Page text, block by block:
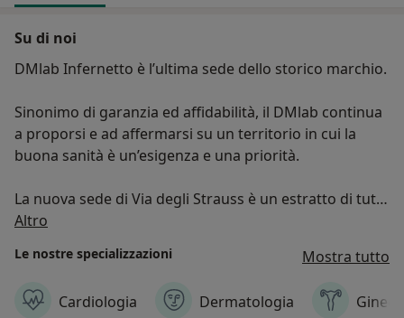
Su di noi
DMlab Infernetto è l’ultima sede dello storico marchio.
Sinonimo di garanzia ed affidabilità, il DMlab continua
a proporsi e ad affermarsi su un territorio in cui la
buona sanità è un’esigenza e una priorità.
La nuova sede di Via degli Strauss è un estratto di tutti
gli altri centri, un concentrato di tecnologia e qualità
Dedicato ad una clientela esigente e attenta ai dettagli,
questa nuova realtà vi stupirà per l’eleganza degli
Altro
Le nostre specializzazioni Mostra tutto
Cardiologia Dermatologia